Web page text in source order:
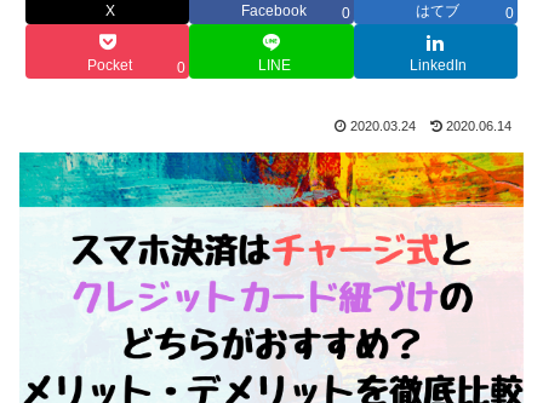
X Facebook 0 はてブ 0
Pocket 0 LINE LinkedIn
2020.03.24 2020.06.14